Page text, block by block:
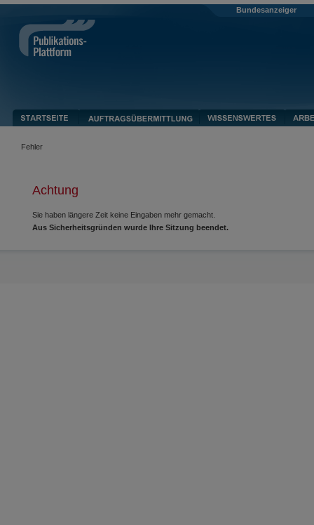
Bundesanzeiger
Fehler
Achtung
Sie haben längere Zeit keine Eingaben mehr gemacht.
Aus Sicherheitsgründen wurde Ihre Sitzung beendet.